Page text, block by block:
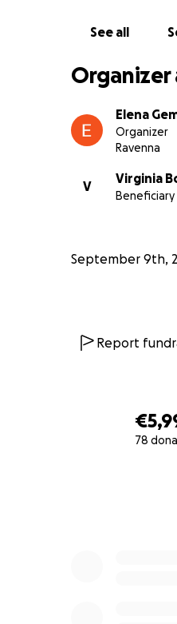
78
See all
Elena
Organizer
Ravenna
V
Virginia
Beneficiary
September 9th,
Report